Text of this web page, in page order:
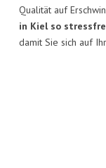
Qualität auf
in Kiel so
damit Sie sich auf